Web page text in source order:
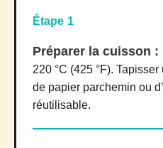
Étape 1
Préparer la cuisson :
220 °C (425 °F).
de papier parchemin ou
réutilisable.